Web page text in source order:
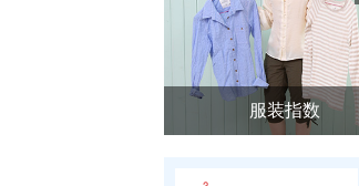
服装指数